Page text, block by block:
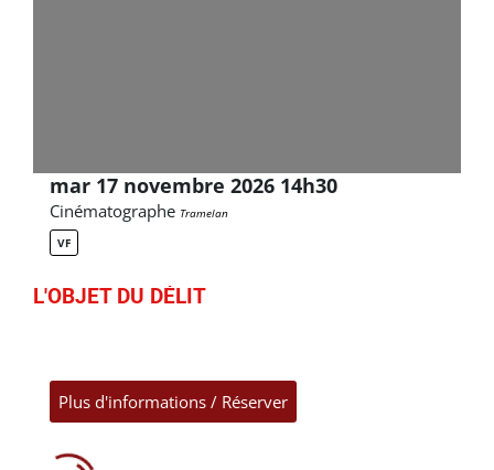
mar 17 novembre 2026 14h30
Cinématographe Tramelan
VF
L'OBJET DU DÉLIT
Plus d'informations / Réserver